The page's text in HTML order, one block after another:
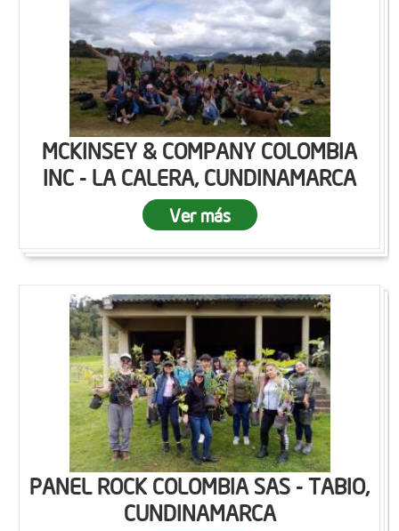
MCKINSEY & COMPANY COLOMBIA
INC - LA CALERA, CUNDINAMARCA
Ver más
PANEL ROCK COLOMBIA SAS - TABIO,
CUNDINAMARCA